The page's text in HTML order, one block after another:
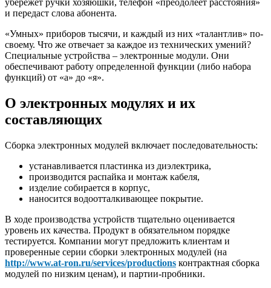
и передаст слова абонента.
«Умных» приборов тысячи, и каждый из них «талантлив» по-
своему. Что же отвечает за каждое из технических умений?
Специальные устройства – электронные модули. Они
обеспечивают работу определенной функции (либо набора
функций) от «а» до «я».
О электронных модулях и их
составляющих
Сборка электронных модулей включает последовательность:
устанавливается пластинка из диэлектрика,
производится распайка и монтаж кабеля,
изделие собирается в корпус,
наносится водоотталкивающее покрытие.
В ходе производства устройств тщательно оценивается
уровень их качества. Продукт в обязательном порядке
тестируется. Компании могут предложить клиентам и
проверенные серии сборки электронных модулей (на
http://www.at-ron.ru/services/productions контрактная сборка
модулей по низким ценам), и партии-пробники.